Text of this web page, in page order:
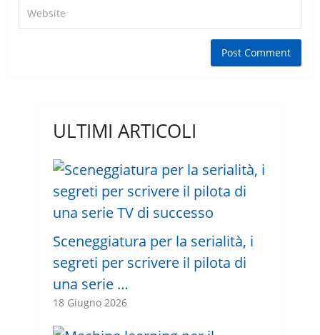
ULTIMI ARTICOLI
Sceneggiatura per la serialità, i
segreti per scrivere il pilota di
una serie …
18 Giugno 2026